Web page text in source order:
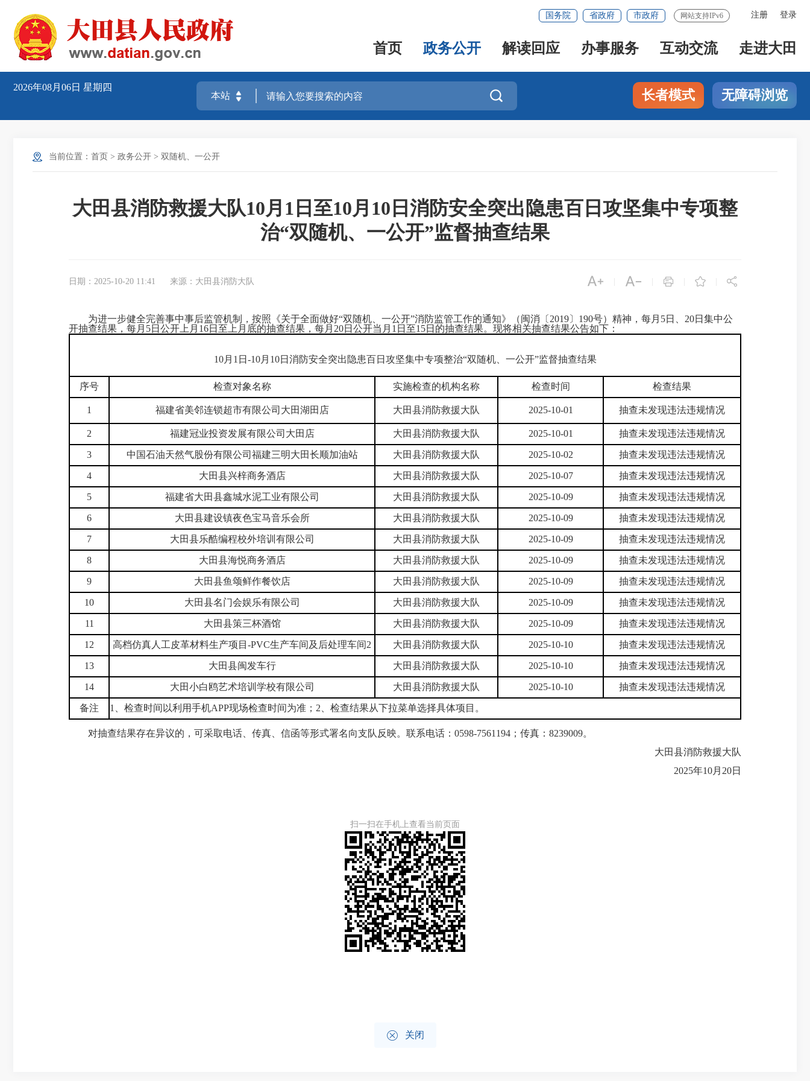
注册 登录
国务院 省政府 市政府 网站支持IPv6
首页 政务公开 解读回应 办事服务 互动交流 走进大田
2026年08月06日 星期四
 长者模式 无障碍浏览
当前位置： 首页 > 政务公开 > 双随机、一公开
大田县消防救援大队10月1日至10月10日消防安全突出隐患百日攻坚集中专项整
治“双随机、一公开”监督抽查结果
日期：2025-10-20 11:41 来源：大田县消防大队     
为进一步健全完善事中事后监管机制，按照《关于全面做好“双随机、一公开”消防监管工作的通知》（闽消〔2019〕190号）精神，每月5日、20日集中公
开抽查结果，每月5日公开上月16日至上月底的抽查结果，每月20日公开当月1日至15日的抽查结果。现将相关抽查结果公告如下：
10月1日-10月10日消防安全突出隐患百日攻坚集中专项整治“双随机、一公开”监督抽查结果
序号 检查对象名称 实施检查的机构名称 检查时间 检查结果
1 福建省美邻连锁超市有限公司大田湖田店 大田县消防救援大队 2025-10-01 抽查未发现违法违规情况
2 福建冠业投资发展有限公司大田店 大田县消防救援大队 2025-10-01 抽查未发现违法违规情况
3 中国石油天然气股份有限公司福建三明大田长顺加油站 大田县消防救援大队 2025-10-02 抽查未发现违法违规情况
4 大田县兴梓商务酒店 大田县消防救援大队 2025-10-07 抽查未发现违法违规情况
5 福建省大田县鑫城水泥工业有限公司 大田县消防救援大队 2025-10-09 抽查未发现违法违规情况
6 大田县建设镇夜色宝马音乐会所 大田县消防救援大队 2025-10-09 抽查未发现违法违规情况
7 大田县乐酷编程校外培训有限公司 大田县消防救援大队 2025-10-09 抽查未发现违法违规情况
8 大田县海悦商务酒店 大田县消防救援大队 2025-10-09 抽查未发现违法违规情况
9 大田县鱼颂鲜作餐饮店 大田县消防救援大队 2025-10-09 抽查未发现违法违规情况
10 大田县名门会娱乐有限公司 大田县消防救援大队 2025-10-09 抽查未发现违法违规情况
11 大田县策三杯酒馆 大田县消防救援大队 2025-10-09 抽查未发现违法违规情况
12 高档仿真人工皮革材料生产项目-PVC生产车间及后处理车间2 大田县消防救援大队 2025-10-10 抽查未发现违法违规情况
13 大田县闽发车行 大田县消防救援大队 2025-10-10 抽查未发现违法违规情况
14 大田小白鸥艺术培训学校有限公司 大田县消防救援大队 2025-10-10 抽查未发现违法违规情况
备注 1、检查时间以利用手机APP现场检查时间为准；2、检查结果从下拉菜单选择具体项目。
对抽查结果存在异议的，可采取电话、传真、信函等形式署名向支队反映。联系电话：0598-7561194；传真：8239009。
大田县消防救援大队
2025年10月20日
扫一扫在手机上查看当前页面
 关闭